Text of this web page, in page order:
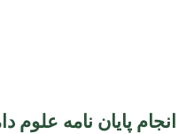
انجام پایان نامه علوم